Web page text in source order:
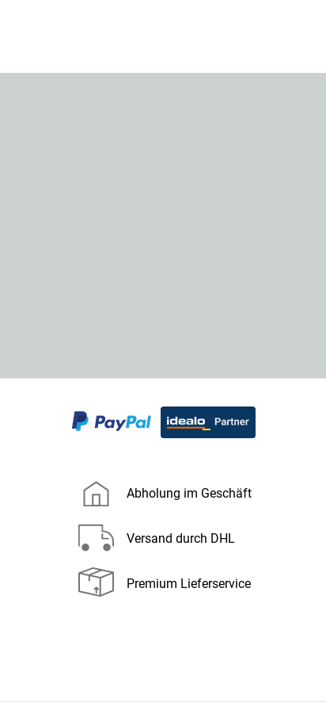
Abholung im Geschäft
Versand durch DHL
Premium Lieferservice